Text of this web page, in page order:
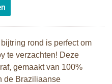
rond is perfect om
te verzachten! Deze
gemaakt van 100%
de Braziliaanse